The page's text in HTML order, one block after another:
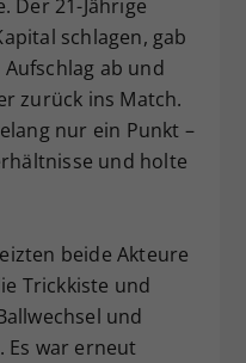
Der 21-Jährige
schlagen, gab
ab und
zurück ins Match.
nur ein Punkt –
und holte
beide Akteure
Trickkiste und
und
Es war erneut